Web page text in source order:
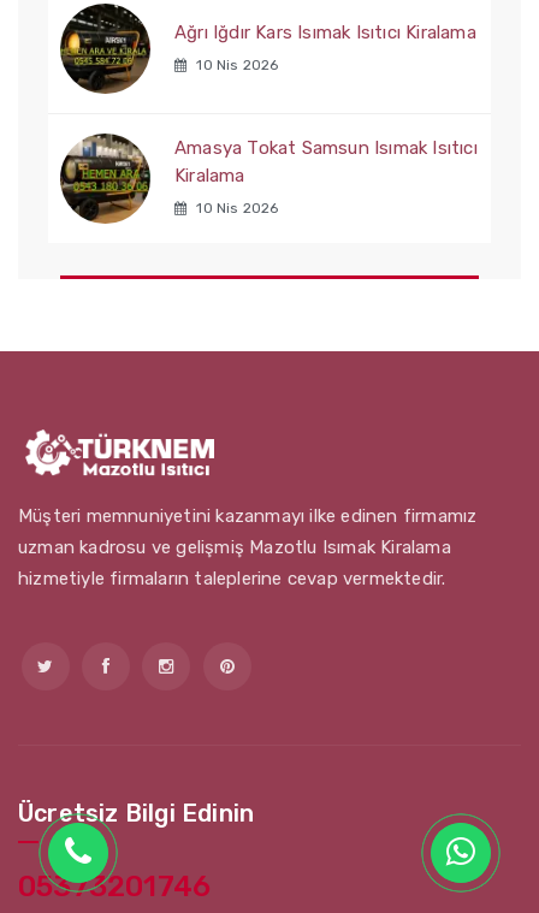
Ağrı Iğdır Kars Isımak Isıtıcı Kiralama
10 Nis 2026
Amasya Tokat Samsun Isımak Isıtıcı
Kiralama
10 Nis 2026
Müşteri memnuniyetini kazanmayı ilke edinen firmamız
uzman kadrosu ve gelişmiş Mazotlu Isımak Kiralama
hizmetiyle firmaların taleplerine cevap vermektedir.
Ücretsiz Bilgi Edinin
05373201746